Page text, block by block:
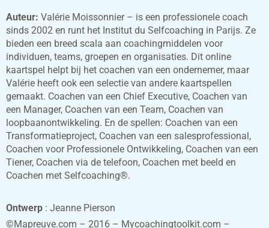
Auteur: Valérie Moissonnier – is een professionele coach
sinds 2002 en runt het Institut du Selfcoaching in Parijs. Ze
bieden een breed scala aan coachingmiddelen voor
individuen, teams, groepen en organisaties. Dit online
kaartspel helpt bij het coachen van een ondernemer, maar
Valérie heeft ook een selectie van andere kaartspellen
gemaakt. Coachen van een Chief Executive, Coachen van
een Manager, Coachen van een Team, Coachen van
loopbaanontwikkeling. En de spellen: Coachen van een
Transformatieproject, Coachen van een salesprofessional,
Coachen voor Professionele Ontwikkeling, Coachen van een
Tiener, Coachen via de telefoon, Coachen met beeld en
Coachen met Selfcoaching®.
Ontwerp : Jeanne Pierson
©Mapreuve.com – 2016 – Mycoachingtoolkit.com –